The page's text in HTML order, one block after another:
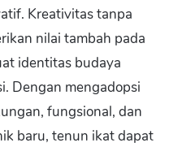
Kreativitas tanpa
nilai tambah pada
identitas budaya
Dengan mengadopsi
fungsional, dan
baru, tenun ikat dapat